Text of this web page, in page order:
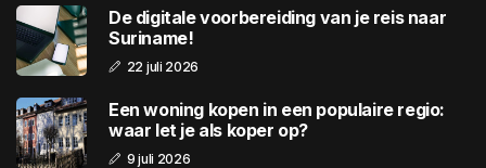
De digitale voorbereiding van je reis naar
Suriname!
22 juli 2026
Een woning kopen in een populaire regio:
waar let je als koper op?
9 juli 2026